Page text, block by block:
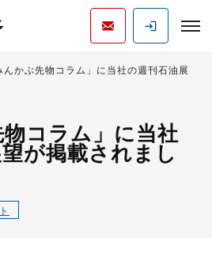
んかぶ先物コラム」に当社の週刊石油展
物コラム」に当社
が掲載されまし